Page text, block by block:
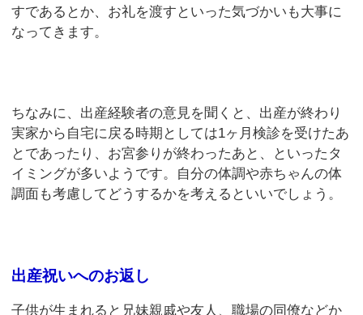
すであるとか、お礼を渡すといった気づかいも大事に
なってきます。
ちなみに、出産経験者の意見を聞くと、出産が終わり
実家から自宅に戻る時期としては1ヶ月検診を受けたあ
とであったり、お宮参りが終わったあと、といったタ
イミングが多いようです。自分の体調や赤ちゃんの体
調面も考慮してどうするかを考えるといいでしょう。
出産祝いへのお返し
子供が生まれると兄妹親戚や友人、職場の同僚などか